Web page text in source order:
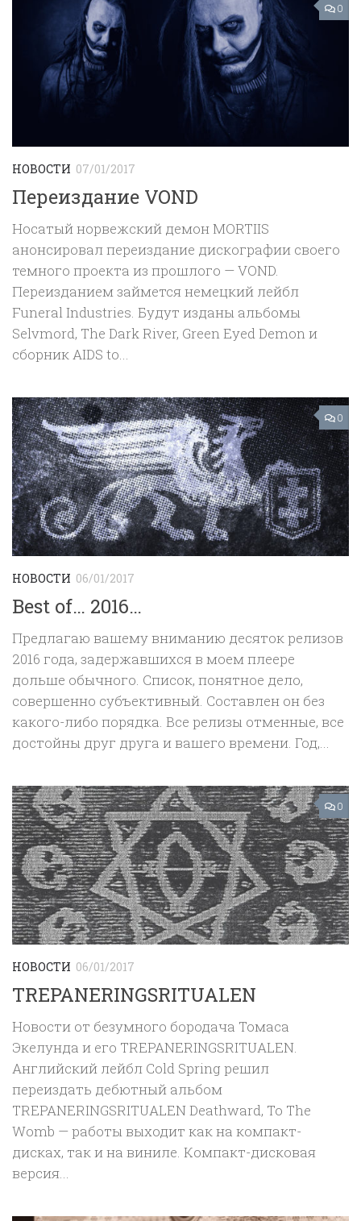
0
НОВОСТИ 07/01/2017
Переиздание VOND
Носатый норвежский демон MORTIIS
анонсировал переиздание дискографии своего
темного проекта из прошлого — VOND.
Переизданием займется немецкий лейбл
Funeral Industries. Будут изданы альбомы
Selvmord, The Dark River, Green Eyed Demon и
сборник AIDS to...
0
НОВОСТИ 06/01/2017
Best of… 2016…
Предлагаю вашему вниманию десяток релизов
2016 года, задержавшихся в моем плеере
дольше обычного. Список, понятное дело,
совершенно субъективный. Составлен он без
какого-либо порядка. Все релизы отменные, все
достойны друг друга и вашего времени. Год,...
0
НОВОСТИ 06/01/2017
TREPANERINGSRITUALEN
Новости от безумного бородача Томаса
Экелунда и его TREPANERINGSRITUALEN.
Английский лейбл Cold Spring решил
переиздать дебютный альбом
TREPANERINGSRITUALEN Deathward, To The
Womb — работы выходит как на компакт-
дисках, так и на виниле. Компакт-дисковая
версия...